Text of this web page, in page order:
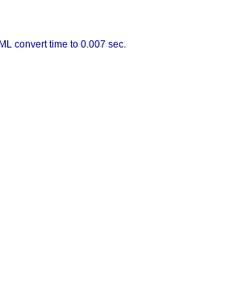
convert time to 0.007 sec.